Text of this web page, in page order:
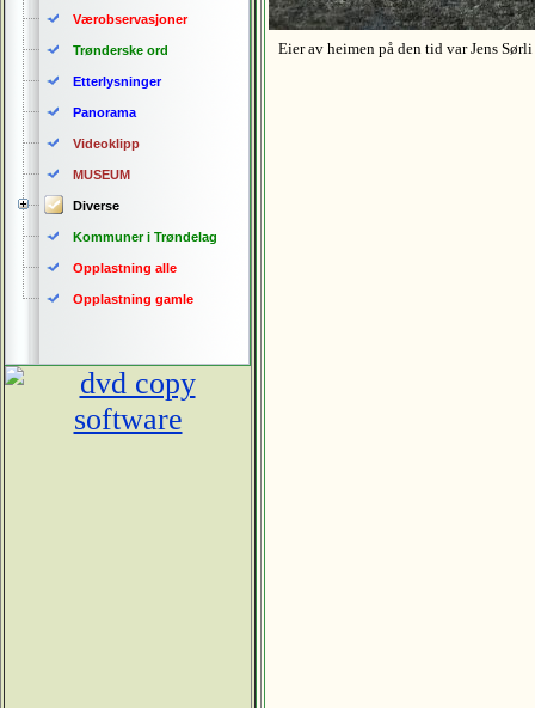
Værobservasjoner
Trønderske ord
Etterlysninger
Panorama
Videoklipp
MUSEUM
Diverse
Kommuner i Trøndelag
Opplastning alle
Opplastning gamle
Eier av heimen på den tid var Jens